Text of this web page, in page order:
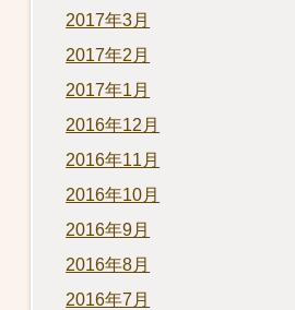
2017年3月
2017年2月
2017年1月
2016年12月
2016年11月
2016年10月
2016年9月
2016年8月
2016年7月